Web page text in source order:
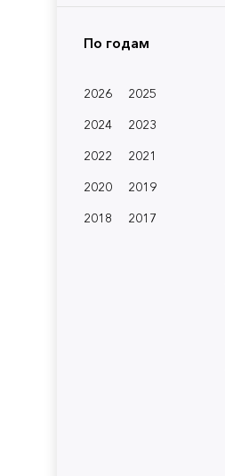
По годам
2026
2025
2024
2023
2022
2021
2020
2019
2018
2017